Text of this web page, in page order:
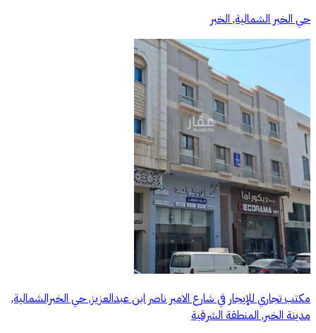
حي الخبر الشمالية, الخبر
مكتب تجاري للإيجار في شارع الامير ناصر ابن عبدالعزيز, حي الخبرالشمالية,
مدينة الخبر, المنطقة الشرقية